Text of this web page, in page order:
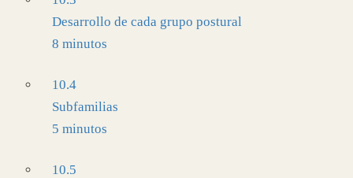
Desarrollo de cada grupo postural
8 minutos
10.4
Subfamilias
5 minutos
10.5